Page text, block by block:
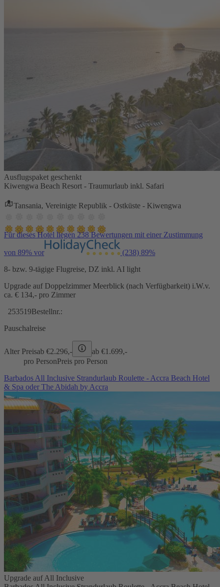
Ausflugspaket geschenkt
Kiwengwa Beach Resort - Traumurlaub inkl. Safari
Tansania, Vereinigte Republik - Ostküste - Kiwengwa
Für dieses Hotel liegen 238 Bewertungen mit einer Zustimmung
von 89% vor (238) 89%
8- bzw. 9-tägige Flugreise, DZ inkl. AI light
Upgrade auf Doppelzimmer Meerblick (nach Verfügbarkeit) i.W.v.
ca. € 134,- pro Zimmer
253519Bestellnr.:
Pauschalreise
Alter Preisab €2.296,- ab €1.699,-
pro PersonPreis pro Person
Barbados All Inclusive Strandurlaub Roulette - Accra Beach Hotel
& Spa oder The Abidah by Accra
Upgrade auf All Inclusive